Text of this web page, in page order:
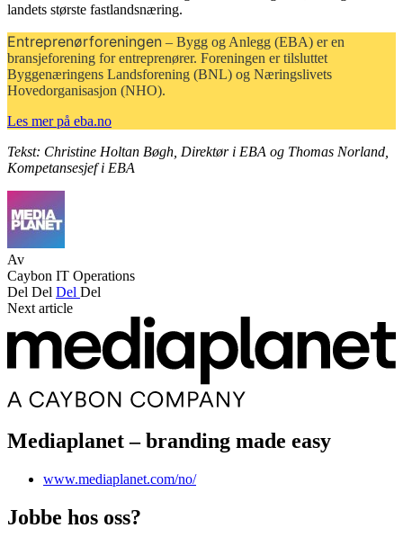
landets største fastlandsnæring.
Entreprenørforeningen – Bygg og Anlegg (EBA) er en
bransjeforening for entreprenører. Foreningen er tilsluttet
Byggenæringens Landsforening (BNL) og Næringslivets
Hovedorganisasjon (NHO).
Les mer på eba.no
Tekst: Christine Holtan Bøgh, Direktør i EBA og Thomas Norland,
Kompetansesjef i EBA
Av
Caybon IT Operations
Del Del Del Del
Next article
Mediaplanet – branding made easy
www.mediaplanet.com/no/
Jobbe hos oss?